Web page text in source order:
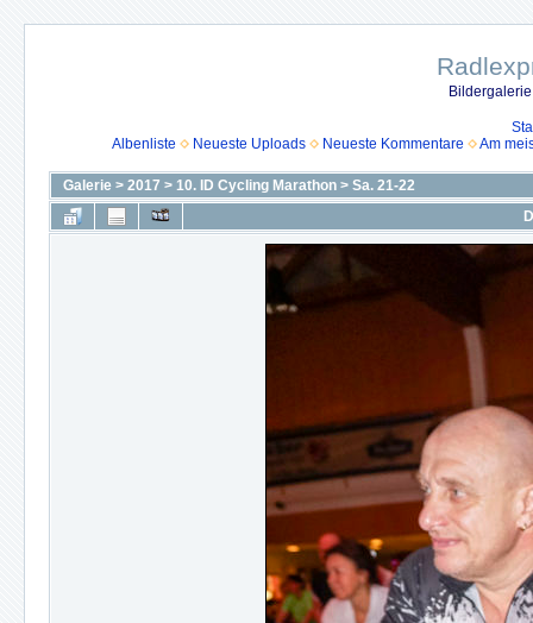
Albenliste
Neueste Uploads Neueste Kommentare Am
Galerie > 2017 > 10. ID Cycling Marathon > Sa. 21-22